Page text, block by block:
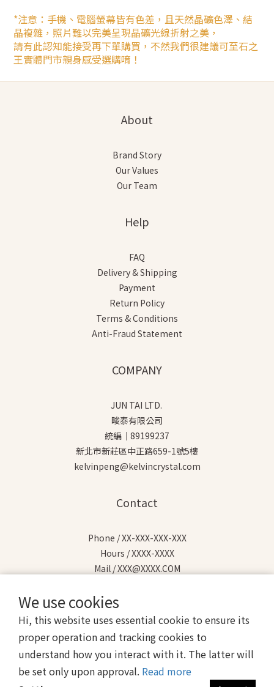
We use cookies
Hi, this website uses essential cookie to ensure its
proper operation and tracking cookies to
understand how you interact with it. The latter will
be set only upon approval. Read more
*注意：手機、電腦螢幕皆有色差，且天然晶礦色澤、結
晶複雜，照片難以完美呈現晶礦光線折射之美，
請有此認知能接受再下單購買，不然我們很建議可至石之
王實體門市親身感受選購唷！
About
Brand Story
Our Values
Our Team
Help
FAQ
Delivery & Shipping
Payment
Return Policy
Terms & Conditions
Anti-Fraud Statement
COMPANY
JUN TAI LTD.
畯泰有限公司
統編｜89199237
新北市新莊區中正路659-1號5樓
kelvinpeng@kelvincrystal.com
Contact
Phone / XX-XXX-XXX-XXX
Hours / XXXX-XXXX
Mail / XXX@XXXX.COM
$TWD English